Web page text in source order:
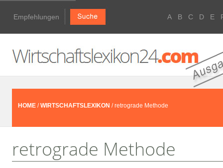
Empfehlungen A B C D E
HOME /WIRTSCHAFTSLEXIKON / retrograde Methode
retrograde Methode